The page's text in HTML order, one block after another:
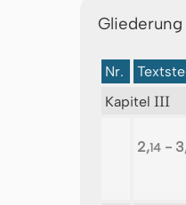
Nr.
Kapitel III
2,14 -